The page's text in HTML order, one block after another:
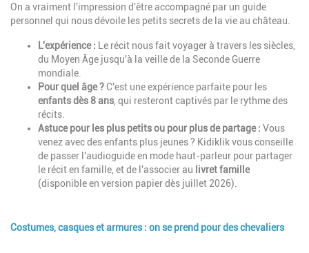
On a vraiment l'impression d'être accompagné par un guide
personnel qui nous dévoile les petits secrets de la vie au château.
L'expérience : Le récit nous fait voyager à travers les siècles,
du Moyen Âge jusqu'à la veille de la Seconde Guerre
mondiale.
Pour quel âge ?C'est une expérience parfaite pour les
enfants dès 8 ans , qui resteront captivés par le rythme des
récits.
Astuce pour les plus petits ou pour plus de partage : Vous
venez avec des enfants plus jeunes ? Kidiklik vous conseille
de passer l'audioguide en mode haut-parleur pour partager
le récit en famille, et de l'associer au livret famille
(disponible en version papier dès juillet 2026).
Description
Costumes, casques et armures : on se prend pour des chevaliers